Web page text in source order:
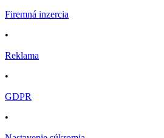
Firemná inzercia
•
Reklama
•
GDPR
•